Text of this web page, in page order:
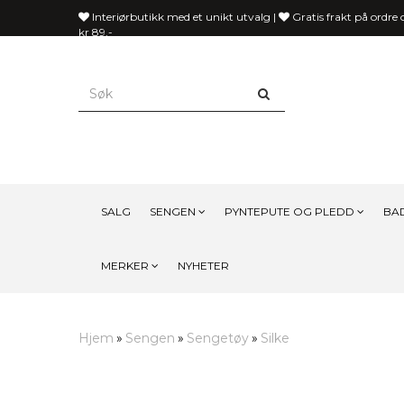
Interiørbutikk med et unikt utvalg |
Gratis frakt på ordre
kr 89,-
SALG SENGEN PYNTEPUTE OG PLEDD
MERKER NYHETER
Hjem » Sengen » Sengetøy» Silke